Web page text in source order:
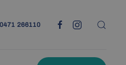
266110